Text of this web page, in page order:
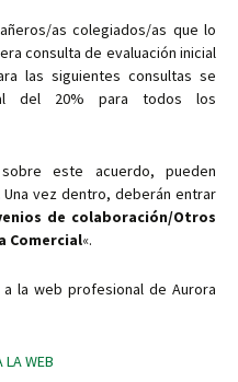
as colegiados/as que lo
consulta de evaluación inicial
las siguientes consultas se
del 20% para todos los
este acuerdo, pueden
vez dentro, deberán entrar
de colaboración/Otros
Comercial«.
la web profesional de Aurora
LA WEB